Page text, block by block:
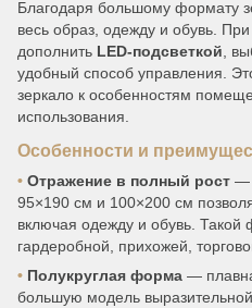
Благодаря большому формату
весь образ, одежду и обувь.
дополнить LED-подсветкой ,
удобный способ управления.
зеркало к особенностям
использования.
Особенности и
• Отражение в полный рост —
95×190 см и 100×200 см
включая одежду и обувь.
гардеробной, прихожей,
• Полукруглая форма —
большую модель